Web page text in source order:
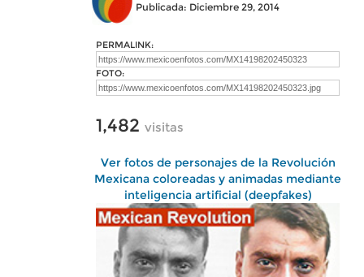
Publicada: Diciembre 29, 2014
PERMALINK:
FOTO:
1,482 visitas
Ver fotos de personajes de la Revolución
Mexicana coloreadas y animadas mediante
inteligencia artificial (deepfakes)